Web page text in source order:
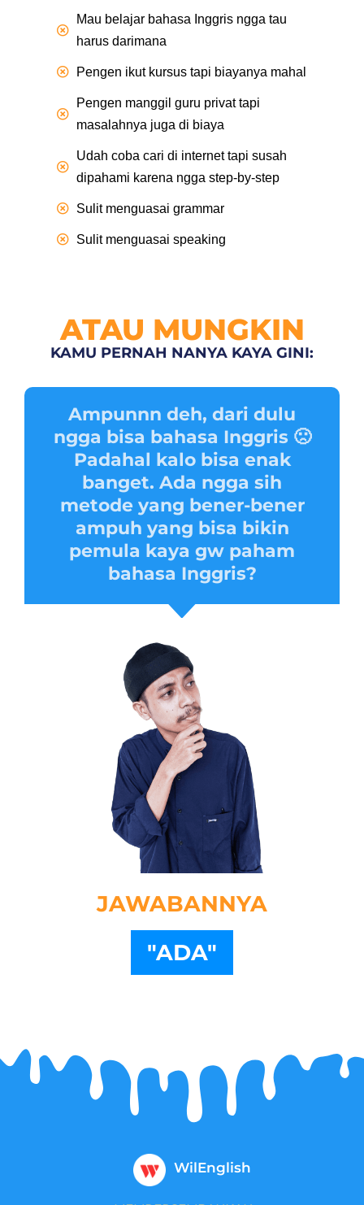
Mau belajar bahasa Inggris ngga tau
harus darimana
Pengen ikut kursus tapi biayanya mahal
Pengen manggil guru privat tapi
masalahnya juga di biaya
Udah coba cari di internet tapi susah
dipahami karena ngga step-by-step
Sulit menguasai grammar
Sulit menguasai speaking
ATAU MUNGKIN
KAMU PERNAH NANYA KAYA GINI:
Ampunnn deh, dari dulu
ngga bisa bahasa Inggris 🙁
Padahal kalo bisa enak
banget. Ada ngga sih
metode yang bener-bener
ampuh yang bisa bikin
pemula kaya gw paham
bahasa Inggris?
JAWABANNYA
"ADA"
WilEnglish